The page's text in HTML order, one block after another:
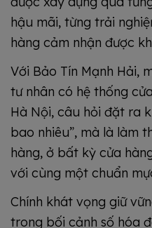
hậu mãi, từng trải
hàng cảm nhận được
Với Bảo Tín Mạnh Hải,
tư nhân có hệ thống
Hà Nội, câu hỏi đặt ra
bao nhiêu”, mà là làm
hàng, ở bất kỳ cửa
với cùng một chuẩn
Chính khát vọng giữ
trong bối cảnh số hóa